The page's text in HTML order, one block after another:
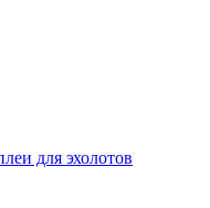
для эхолотов